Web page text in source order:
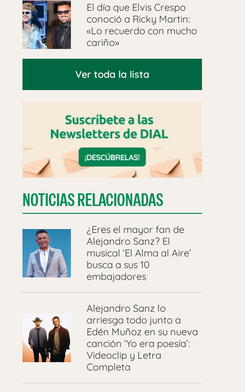
El día que Elvis Crespo
conoció a Ricky Martin:
«Lo recuerdo con mucho
cariño»
Ver toda la lista
NOTICIAS RELACIONADAS
¿Eres el mayor fan de
Alejandro Sanz? El
musical ‘El Alma al Aire’
busca a sus 10
embajadores
Alejandro Sanz lo
arriesga todo junto a
Edén Muñoz en su nueva
canción ‘Yo era poesía’:
Videoclip y Letra
Completa